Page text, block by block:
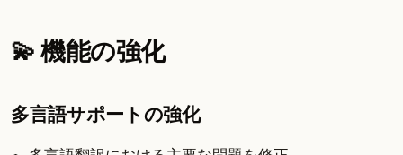
💫 機能の強化
多言語サポートの強化